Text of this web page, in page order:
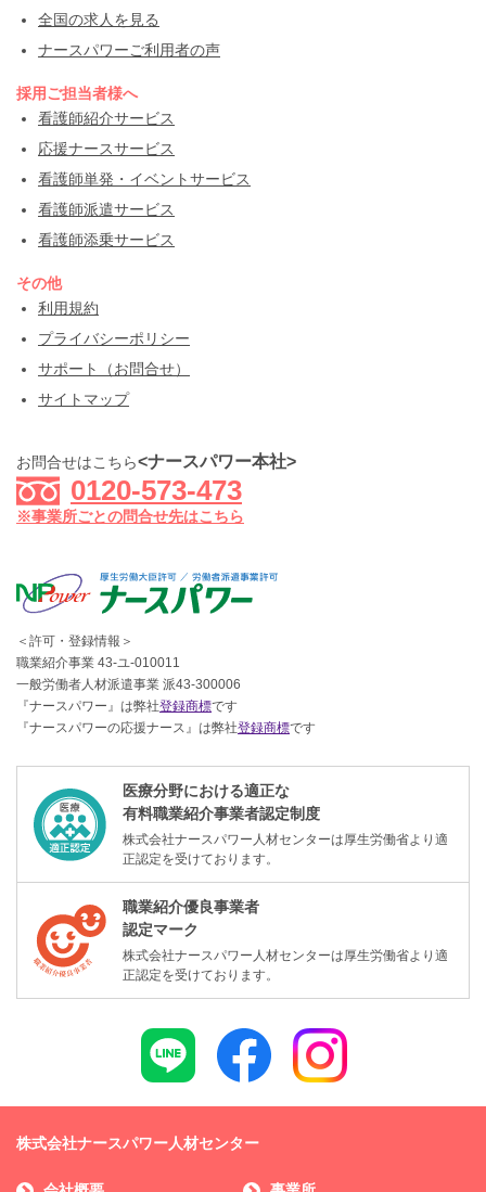
全国の求人を見る
ナースパワーご利用者の声
採用ご担当者様へ
看護師紹介サービス
応援ナースサービス
看護師単発・イベントサービス
看護師派遣サービス
看護師添乗サービス
その他
利用規約
プライバシーポリシー
サポート（お問合せ）
サイトマップ
お問合せはこちら<ナースパワー本社>
0120-573-473
※事業所ごとの問合せ先はこちら
＜許可・登録情報＞
職業紹介事業 43-ユ-010011
一般労働者人材派遣事業 派43-300006
『ナースパワー』は弊社登録商標です
『ナースパワーの応援ナース』は弊社登録商標です
医療分野における適正な
有料職業紹介事業者認定制度
株式会社ナースパワー人材センターは厚生労働省より適
正認定を受けております。
職業紹介優良事業者
認定マーク
株式会社ナースパワー人材センターは厚生労働省より適
正認定を受けております。
株式会社ナースパワー人材センター